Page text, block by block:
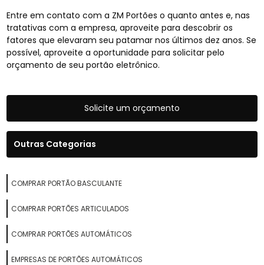
Entre em contato com a ZM Portões o quanto antes e, nas
tratativas com a empresa, aproveite para descobrir os
fatores que elevaram seu patamar nos últimos dez anos. Se
possível, aproveite a oportunidade para solicitar pelo
orçamento de seu portão eletrônico.
Solicite um orçamento
Outras Categorias
COMPRAR PORTÃO BASCULANTE
COMPRAR PORTÕES ARTICULADOS
COMPRAR PORTÕES AUTOMÁTICOS
EMPRESAS DE PORTÕES AUTOMÁTICOS